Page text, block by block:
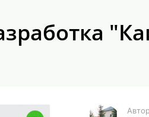
Автор